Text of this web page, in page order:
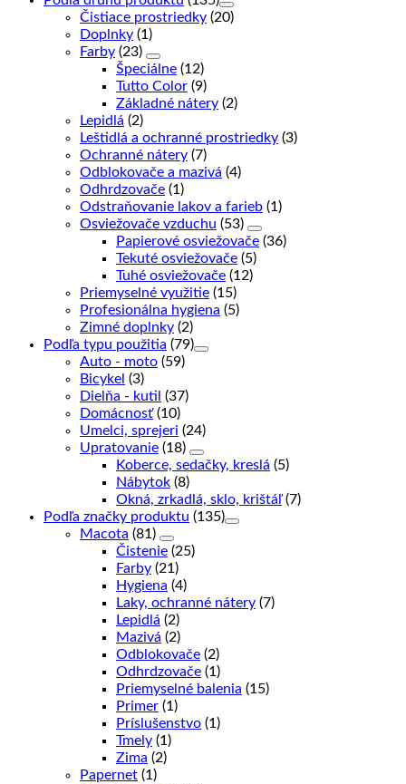
Čistiace prostriedky (20)
Doplnky (1)
Farby (23)
Špeciálne (12)
Tutto Color (9)
Základné nátery (2)
Lepidlá (2)
Leštidlá a ochranné prostriedky (3)
Ochranné nátery (7)
Odblokovače a mazivá (4)
Odhrdzovače (1)
Odstraňovanie lakov a farieb (1)
Osviežovače vzduchu (53)
Papierové osviežovače (36)
Tekuté osviežovače (5)
Tuhé osviežovače (12)
Priemyselné využitie (15)
Profesionálna hygiena (5)
Zimné doplnky (2)
Podľa typu použitia (79)
Auto - moto (59)
Bicykel (3)
Dielňa - kutil (37)
Domácnosť (10)
Umelci, sprejeri (24)
Upratovanie (18)
Koberce, sedačky, kreslá (5)
Nábytok (8)
Okná, zrkadlá, sklo, krištáľ (7)
Podľa značky produktu (135)
Macota (81)
Čistenie (25)
Farby (21)
Hygiena (4)
Laky, ochranné nátery (7)
Lepidlá (2)
Mazivá (2)
Odblokovače (2)
Odhrdzovače (1)
Priemyselné balenia (15)
Primer (1)
Príslušenstvo (1)
Tmely (1)
Zima (2)
Papernet (1)